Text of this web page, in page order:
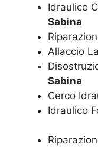
Idraulico
Sabina
Allaccio
Sabina
Cerco
Idraulico